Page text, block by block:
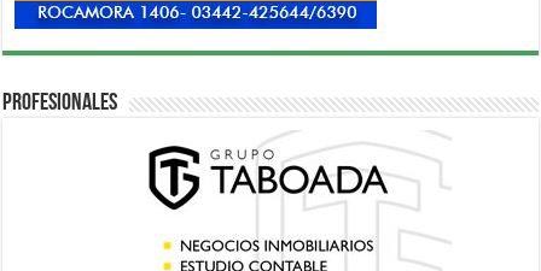
Profesionales